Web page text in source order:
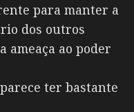
para manter a
dos outros
ameaça ao poder
ter bastante